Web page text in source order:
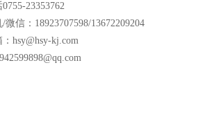
0755-23353762
微信：18923707598/13672209204
：hsy@hsy-kj.com